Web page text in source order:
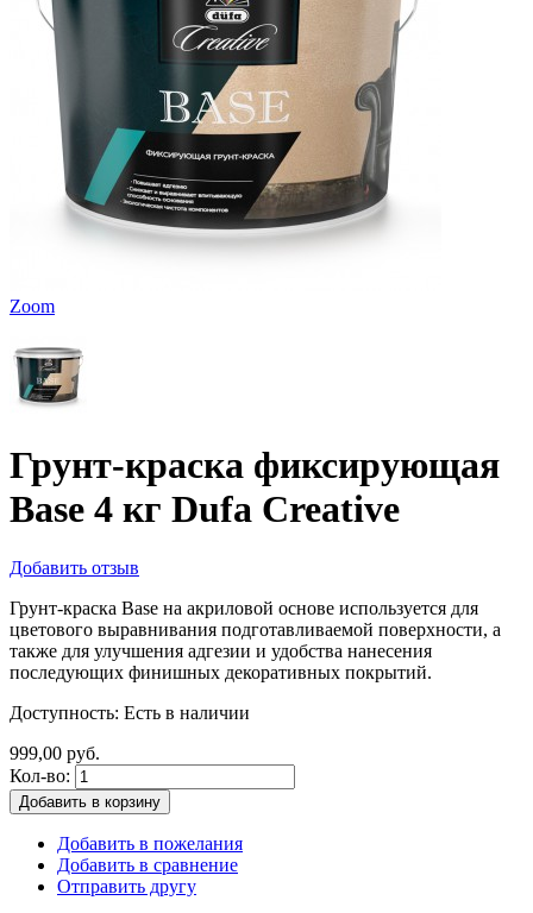
Zoom
Грунт-краска фиксирующая
Base 4 кг Dufa Creative
Добавить отзыв
Грунт-краска Base на акриловой основе используется для
цветового выравнивания подготавливаемой поверхности, а
также для улучшения адгезии и удобства нанесения
последующих финишных декоративных покрытий.
Доступность: Есть в наличии
999,00 руб.
Кол-во:
Добавить в корзину
Добавить в пожелания
Добавить в сравнение
Отправить другу